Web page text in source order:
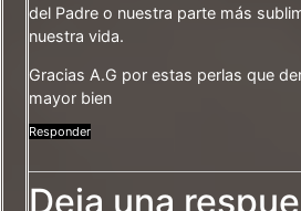
del Padre o nuestra parte más
nuestra vida.
Gracias A.G por estas perlas que
mayor bien
Responder
Deja una